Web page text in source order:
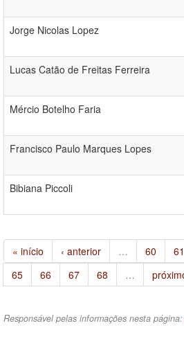
Jorge Nicolas Lopez
Lucas Catão de Freitas Ferreira
Mércio Botelho Faria
Francisco Paulo Marques Lopes
Bibiana Piccoli
« início ‹ anterior … 60 61
65
66 67 68 …
Responsável pelas informações nesta página: